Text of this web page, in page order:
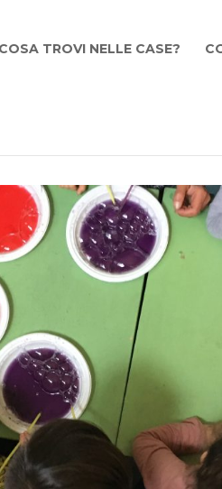
COSA TROVI NELLE CASE?